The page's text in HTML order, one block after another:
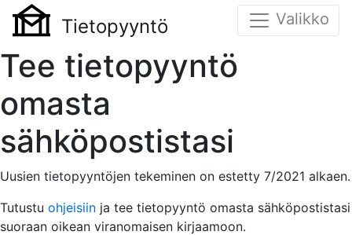
Tietopyyntö Valikko
Tee tietopyyntö
omasta
sähköpostistasi
Uusien tietopyyntöjen tekeminen on estetty 7/2021 alkaen.
Tutustu ohjeisiin ja tee tietopyyntö omasta sähköpostistasi
suoraan oikean viranomaisen kirjaamoon.